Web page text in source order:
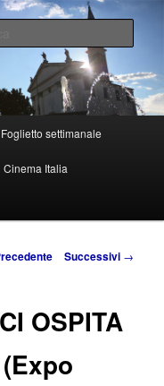
Foglietto settimanale
Cinema Italia
Successivi →
OSPITA